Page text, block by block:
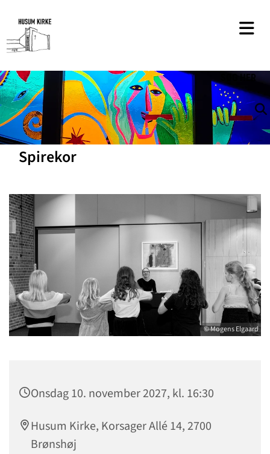
HER
Spirekor
© Mogens Elgaard
Onsdag 10. november 2027, kl. 16:30
Husum Kirke, Korsager Allé 14, 2700
Brønshøj